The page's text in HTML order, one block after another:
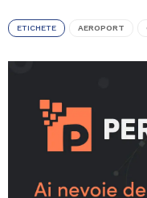
ETICHETE AEROPORT